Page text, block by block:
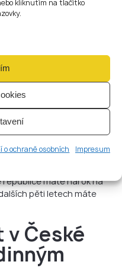
kliknutím na tlačítko
o ochraně osobních
Impresum
republiky
můžete vstoupit do
připraveni se registrovat u
příjezdu.
víza za
rodiny
obdržíte dlouhodobé
Délka jeho platnosti
vašeho partnera, se
je minimálně jeden
republice máte nárok na
pěti letech máte
v České